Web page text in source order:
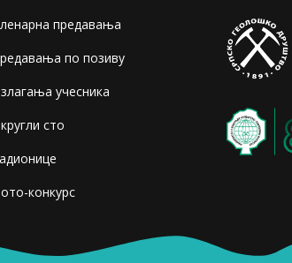
предавања
по позиву
учесника
сто
конкурс